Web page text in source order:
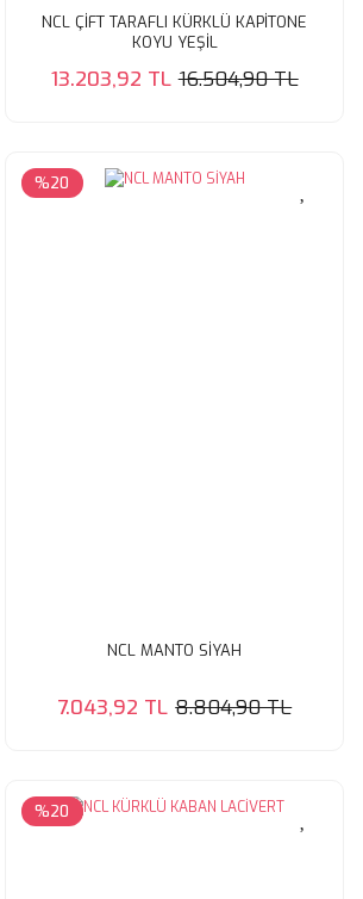
NCL ÇİFT TARAFLI KÜRKLÜ KAPİTONE
KOYU YEŞİL
13.203,92 TL 16.504,90 TL
%20
NCL MANTO SİYAH
7.043,92 TL 8.804,90 TL
%20